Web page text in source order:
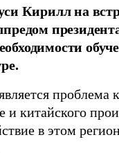
Кирилл на
проблема
китайского
в этом